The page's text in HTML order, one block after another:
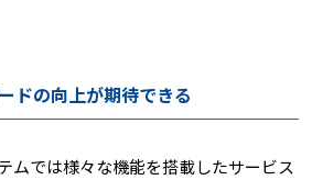
ドの向上が期待できる
ムでは様々な機能を搭載したサービス